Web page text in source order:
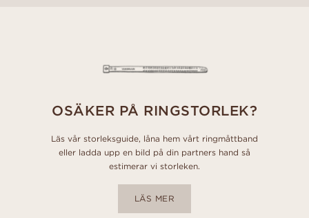
OSÄKER PÅ RINGSTORLEK?
Läs vår storleksguide, låna hem vårt ringmåttband
eller ladda upp en bild på din partners hand så
estimerar vi storleken.
LÄS MER